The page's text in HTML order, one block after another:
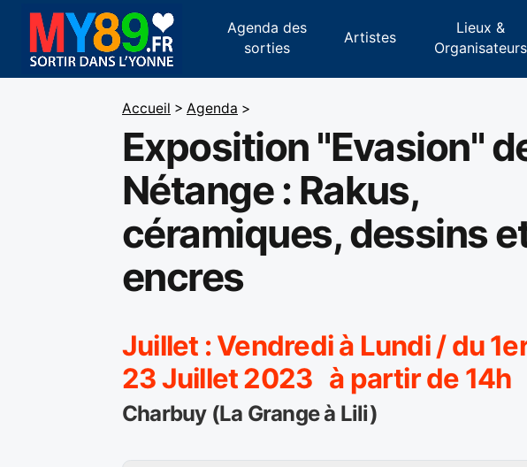
Agenda des
sorties
Artistes
Lieux &
Organisateurs
Accueil > Agenda >
Exposition "Evasion"
Nétange : Rakus,
céramiques, dessins
encres
Juillet : Vendredi à Lundi / du
23 Juillet 2023 à partir de 14h
Charbuy (La Grange à Lili)